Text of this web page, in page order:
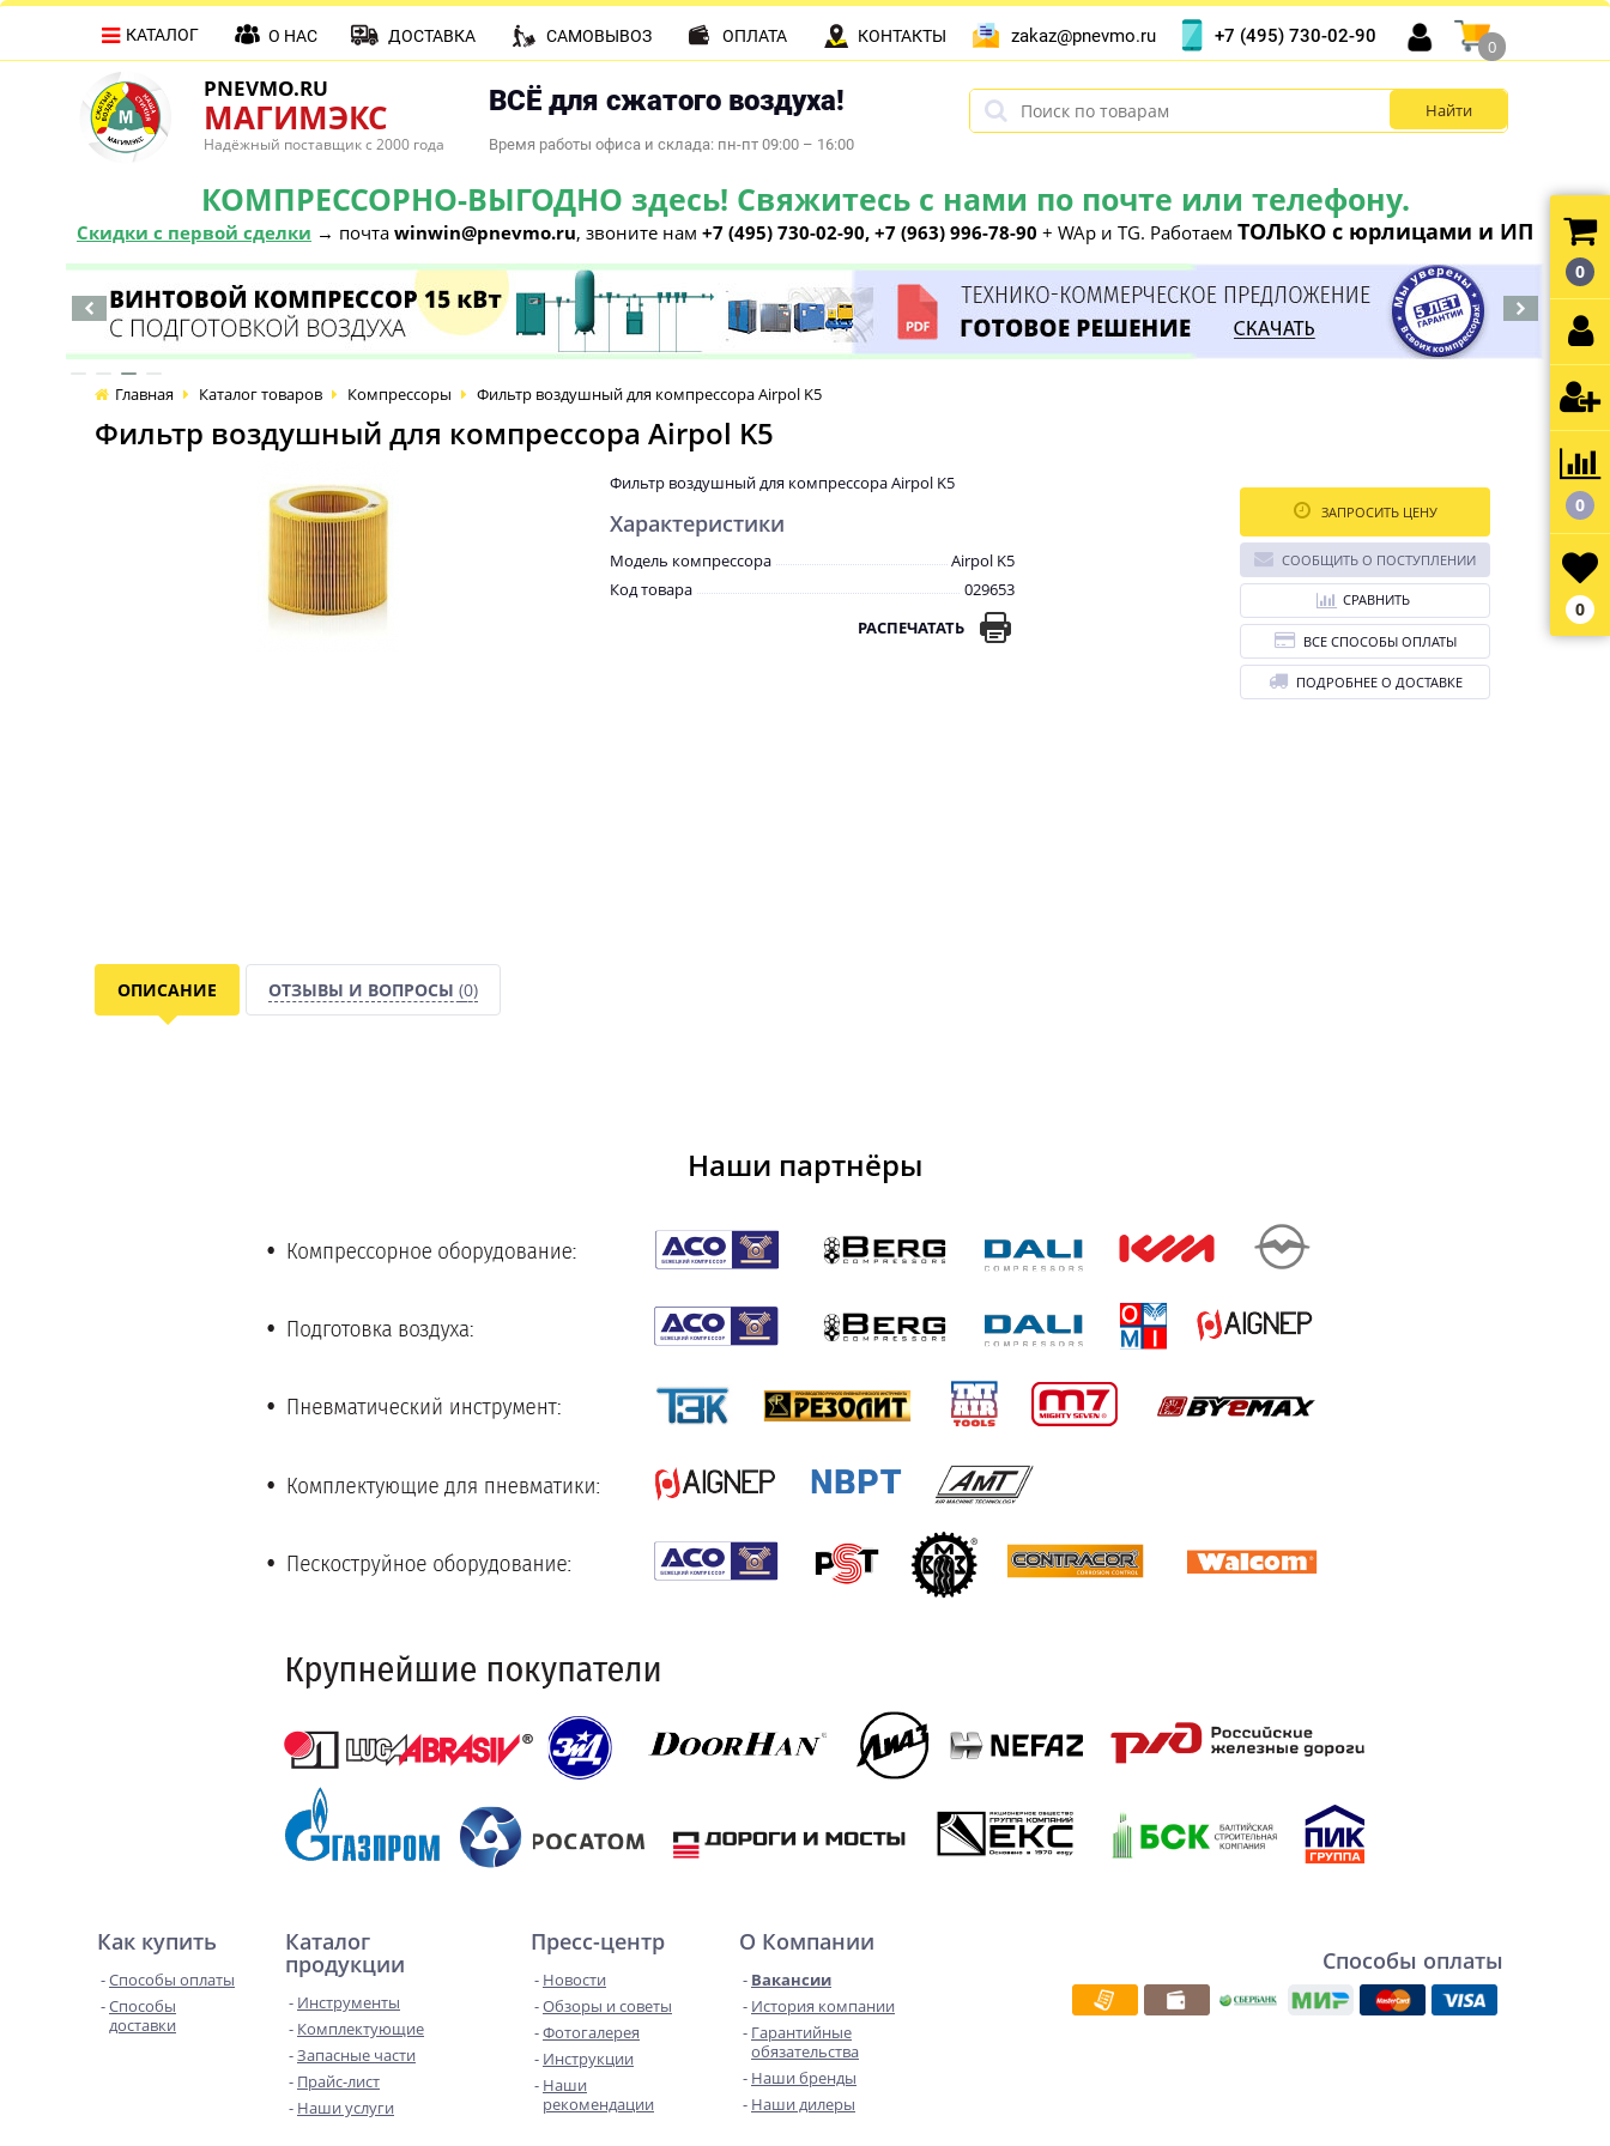
PNEVMO.RU
МАГИМЭКС
Надёжный поставщик с 2000 года
ВСЁ для сжатого воздуха!
Время работы офиса и склада: пн-пт 09:00 – 16:00
КОМПРЕССОРНО-ВЫГОДНО здесь! Свяжитесь с нами по почте или телефону.
Скидки с первой сделки → почта winwin@pnevmo.ru, звоните нам +7 (495) 730-02-90, +7 (963) 996-78-90 + WAp и TG. Работаем ТОЛЬКО с юрлицами и ИП
КАТАЛОГ О НАС ДОСТАВКА САМОВЫВОЗ ОПЛАТА КОНТАКТЫ zakaz@pnevmo.ru +7 (495) 730-02-90
0
Главная Каталог товаров Компрессоры Фильтр воздушный для компрессора Airpol K5
Фильтр воздушный для компрессора Airpol K5
Фильтр воздушный для компрессора Airpol K5
Характеристики
Модель компрессора
Airpol K5
Код товара
029653
РАСПЕЧАТАТЬ
ЗАПРОСИТЬ ЦЕНУ
СООБЩИТЬ О ПОСТУПЛЕНИИ
СРАВНИТЬ
ВСЕ СПОСОБЫ ОПЛАТЫ
ПОДРОБНЕЕ О ДОСТАВКЕ
ОПИСАНИЕ ОТЗЫВЫ И ВОПРОСЫ (0)
Наши партнёры
Как купить
Способы оплаты
Способы
доставки
Каталог
продукции
Инструменты
Комплектующие
Запасные части
Прайс-лист
Наши услуги
Пресс-центр
Новости
Обзоры и советы
Фотогалерея
Инструкции
Наши
рекомендации
О Компании
Вакансии
История компании
Гарантийные
обязательства
Наши бренды
Наши дилеры
Способы оплаты
0
0
0